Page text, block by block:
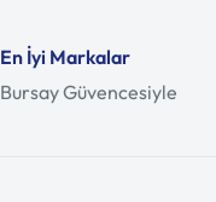
En İyi Markalar
Bursay Güvencesiyle